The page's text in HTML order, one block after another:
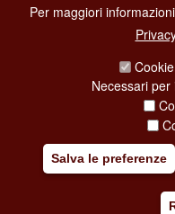
CONTACT
CONTATTA
Per maggiori
Necessari
Salva le preferenze